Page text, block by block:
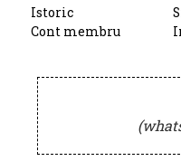
Istoric
Cont membru